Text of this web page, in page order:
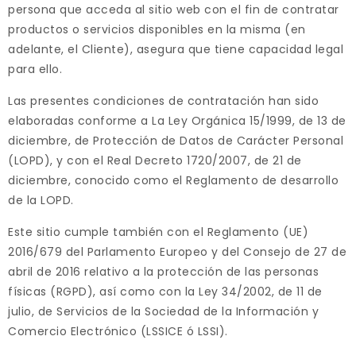
persona que acceda al sitio web con el fin de contratar
productos o servicios disponibles en la misma (en
adelante, el Cliente), asegura que tiene capacidad legal
para ello.
Las presentes condiciones de contratación han sido
elaboradas conforme a La Ley Orgánica 15/1999, de 13 de
diciembre, de Protección de Datos de Carácter Personal
(LOPD), y con el Real Decreto 1720/2007, de 21 de
diciembre, conocido como el Reglamento de desarrollo
de la LOPD.
Este sitio cumple también con el Reglamento (UE)
2016/679 del Parlamento Europeo y del Consejo de 27 de
abril de 2016 relativo a la protección de las personas
físicas (RGPD), así como con la Ley 34/2002, de 11 de
julio, de Servicios de la Sociedad de la Información y
Comercio Electrónico (LSSICE ó LSSI).